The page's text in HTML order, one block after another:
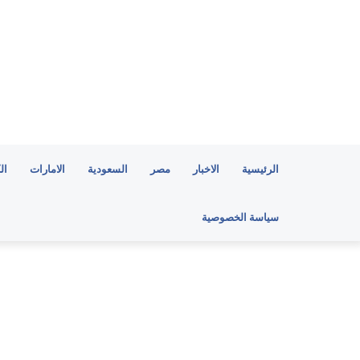
الرئيسية الاخبار مصر السعودية الامارات
سياسة الخصوصية